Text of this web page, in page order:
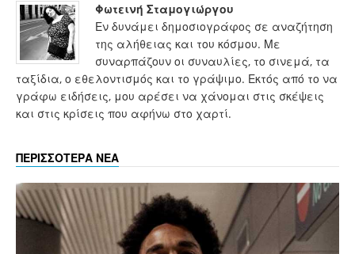
Φωτεινή Σταμογιώργου
Εν δυνάμει δημοσιογράφος σε αναζήτηση
της αλήθειας και του κόσμου. Με
συναρπάζουν οι συναυλίες, το σινεμά, τα
ταξίδια, ο εθελοντισμός και το γράψιμο. Εκτός από το να
γράφω ειδήσεις, μου αρέσει να χάνομαι στις σκέψεις
και στις κρίσεις που αφήνω στο χαρτί.
ΠΕΡΙΣΣΟΤΕΡΑ ΝΕΑ